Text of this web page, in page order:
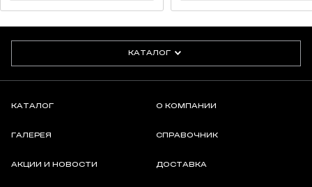
КАТАЛОГ
КАТАЛОГ О КОМПАНИИ
ГАЛЕРЕЯ СПРАВОЧНИК
АКЦИИ И НОВОСТИ ДОСТАВКА